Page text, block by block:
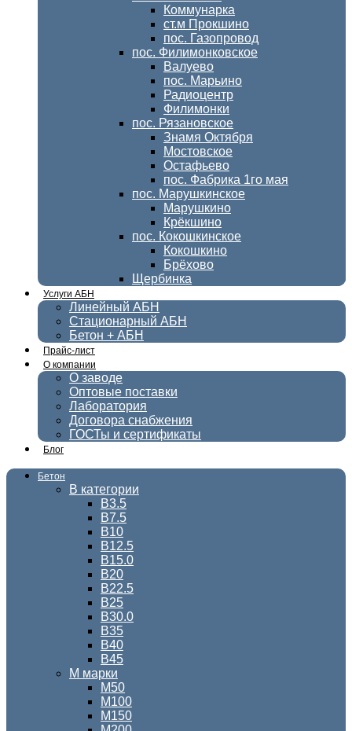
Коммунарка
ст.м Прокшино
пос. Газопровод
пос. Филимонковское
Валуево
пос. Марьино
Радиоцентр
Филимонки
пос. Рязановское
Знамя Октября
Мостовское
Остафьево
пос. Фабрика 1го мая
пос. Марушкинское
Марушкино
Крёкшино
пос. Кокошкинское
Кокошкино
Брёхово
Щербинка
Услуги АБН
Линейный АБН
Стационарный АБН
Бетон + АБН
Прайс-лист
О компании
О заводе
Оптовые поставки
Лаборатория
Договора снабжения
ГОСТы и сертификаты
Блог
Бетон
В категории
В3.5
В7.5
В10
В12.5
В15.0
В20
В22.5
В25
В30.0
В35
В40
В45
М марки
М50
М100
М150